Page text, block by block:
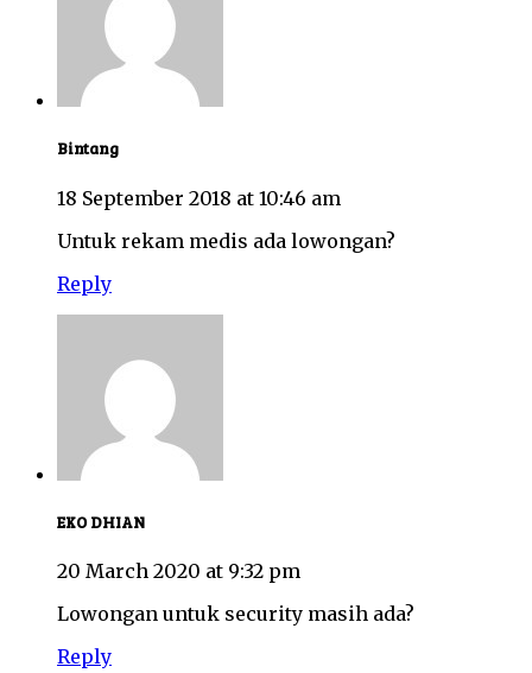
Bintang
18 September 2018 at 10:46 am
Untuk rekam medis ada lowongan?
Reply
EKO DHIAN
20 March 2020 at 9:32 pm
Lowongan untuk security masih ada?
Reply